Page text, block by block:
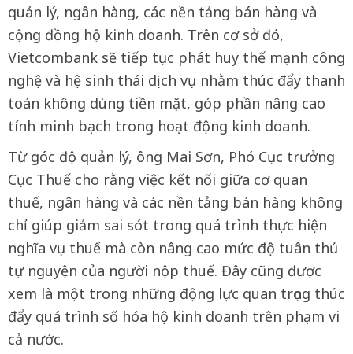
quản lý, ngân hàng, các nền tảng bán hàng và
cộng đồng hộ kinh doanh. Trên cơ sở đó,
Vietcombank sẽ tiếp tục phát huy thế mạnh công
nghệ và hệ sinh thái dịch vụ nhằm thúc đẩy thanh
toán không dùng tiền mặt, góp phần nâng cao
tính minh bạch trong hoạt động kinh doanh.
Từ góc độ quản lý, ông Mai Sơn, Phó Cục trưởng
Cục Thuế cho rằng việc kết nối giữa cơ quan
thuế, ngân hàng và các nền tảng bán hàng không
chỉ giúp giảm sai sót trong quá trình thực hiện
nghĩa vụ thuế mà còn nâng cao mức độ tuân thủ
tự nguyện của người nộp thuế. Đây cũng được
xem là một trong những động lực quan trọng thúc
đẩy quá trình số hóa hộ kinh doanh trên phạm vi
cả nước.